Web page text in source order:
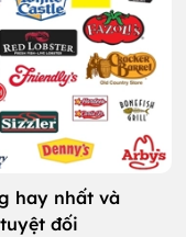
hay nhất và
đối